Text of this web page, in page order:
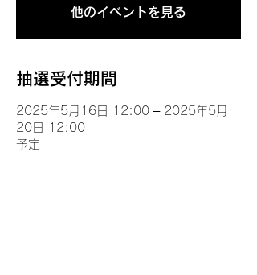
他のイベントを見る
抽選受付期間
2025年5月16日 12:00 – 2025年5月
20日 12:00
予定